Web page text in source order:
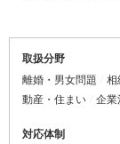
取扱分野
離婚・男女問題
相
動産・住まい
企業
対応体制